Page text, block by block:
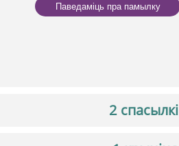
Паведаміць пра памылку
2 спасылкі